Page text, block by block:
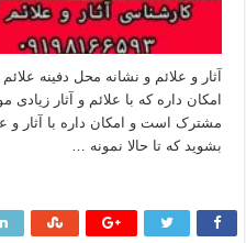
آثار و علائم و نشانه‌ محل دفینه
امکان داره که با علائم و آثار
مشترک است و امکان داره با آثار و
بشوید که تا حالا نمونه …